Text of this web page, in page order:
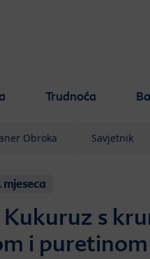
Trudnoća
Obroka Savjetnik
mjeseca
Kukuruz s
i puretinom